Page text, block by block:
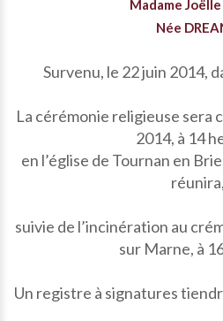
Madame Joëlle
Née
Survenu, le 22 juin 2014,
La cérémonie religieuse sera
2014, à 14
en l’église de Tournan en
réunira,
suivie de l’incinération au
sur Marne, à
Un registre à signatures